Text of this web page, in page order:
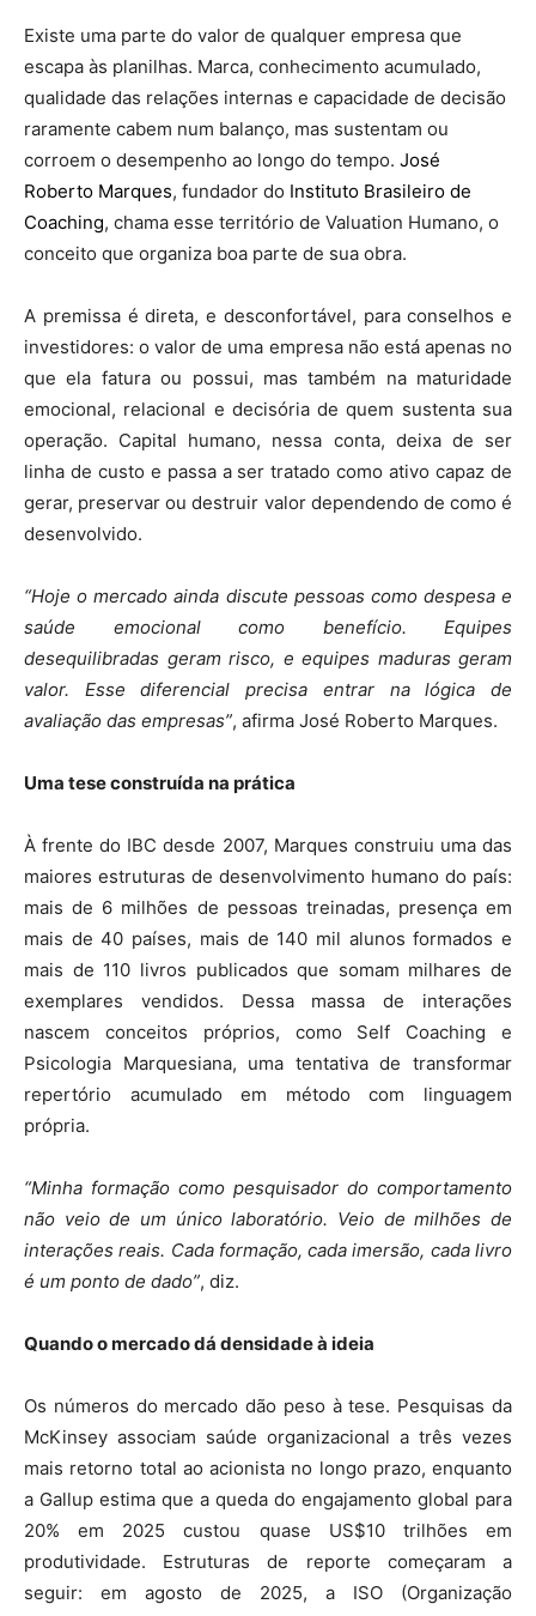
Existe uma parte do valor de qualquer empresa que
escapa às planilhas. Marca, conhecimento acumulado,
qualidade das relações internas e capacidade de decisão
raramente cabem num balanço, mas sustentam ou
corroem o desempenho ao longo do tempo. José
Roberto Marques, fundador do Instituto Brasileiro de
Coaching, chama esse território de Valuation Humano, o
conceito que organiza boa parte de sua obra.
A premissa é direta, e desconfortável, para conselhos e
investidores: o valor de uma empresa não está apenas no
que ela fatura ou possui, mas também na maturidade
emocional, relacional e decisória de quem sustenta sua
operação. Capital humano, nessa conta, deixa de ser
linha de custo e passa a ser tratado como ativo capaz de
gerar, preservar ou destruir valor dependendo de como é
desenvolvido.
“Hoje o mercado ainda discute pessoas como despesa e
saúde emocional como benefício. Equipes
desequilibradas geram risco, e equipes maduras geram
valor. Esse diferencial precisa entrar na lógica de
avaliação das empresas”, afirma José Roberto Marques.
Uma tese construída na prática
À frente do IBC desde 2007, Marques construiu uma das
maiores estruturas de desenvolvimento humano do país:
mais de 6 milhões de pessoas treinadas, presença em
mais de 40 países, mais de 140 mil alunos formados e
mais de 110 livros publicados que somam milhares de
exemplares vendidos. Dessa massa de interações
nascem conceitos próprios, como Self Coaching e
Psicologia Marquesiana, uma tentativa de transformar
repertório acumulado em método com linguagem
própria.
“Minha formação como pesquisador do comportamento
não veio de um único laboratório. Veio de milhões de
interações reais. Cada formação, cada imersão, cada livro
é um ponto de dado”, diz.
Quando o mercado dá densidade à ideia
Os números do mercado dão peso à tese. Pesquisas da
McKinsey associam saúde organizacional a três vezes
mais retorno total ao acionista no longo prazo, enquanto
a Gallup estima que a queda do engajamento global para
20% em 2025 custou quase US$10 trilhões em
produtividade. Estruturas de reporte começaram a
seguir: em agosto de 2025, a ISO (Organização